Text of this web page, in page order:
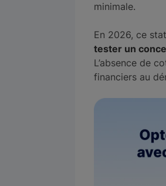
minimale.
En 2026, ce
tester un
L’absence de
financiers au